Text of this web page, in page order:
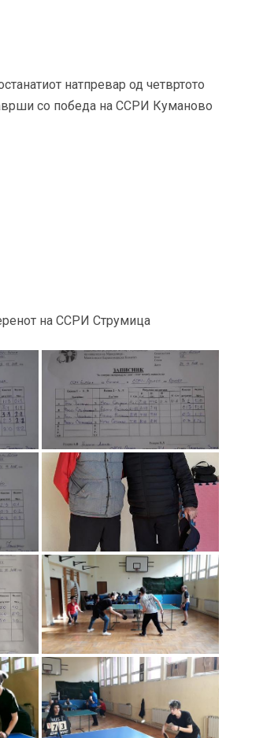
натпревар од четвртото
со победа на ССРИ Куманово
на ССРИ Струмица